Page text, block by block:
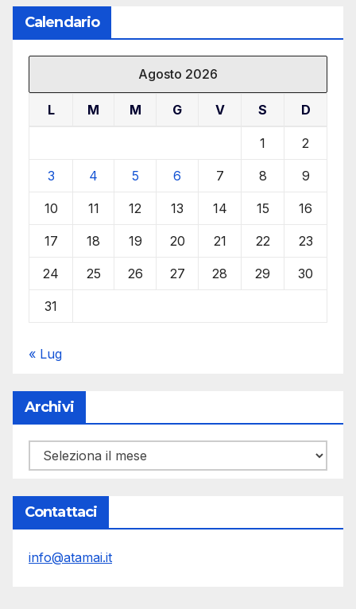
Calendario
Agosto 2026
L M M G V S D
1 2
3 4 5 6 7 8 9
10 11 12 13 14 15 16
17 18 19 20 21 22 23
24 25 26 27 28 29 30
31
« Lug
Archivi
Archivi
Contattaci
info@atamai.it